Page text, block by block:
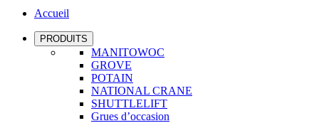
Accueil
PRODUITS
MANITOWOC
GROVE
POTAIN
NATIONAL CRANE
SHUTTLELIFT
Grues d’occasion